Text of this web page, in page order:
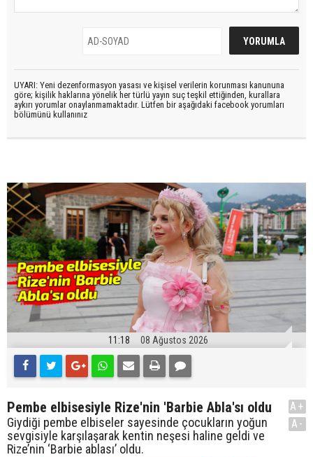
UYARI: Yeni dezenformasyon yasası ve kişisel verilerin korunması kanununa
göre; kişilik haklarına yönelik her türlü yayın suç teşkil ettiğinden, kurallara
aykırı yorumlar onaylanmamaktadır. Lütfen bir aşağıdaki facebook yorumları
bölümünü kullanınız
11:18 08 Ağustos 2026
Pembe elbisesiyle Rize'nin 'Barbie Abla'sı oldu
Giydiği pembe elbiseler sayesinde çocukların yoğun
sevgisiyle karşılaşarak kentin neşesi haline geldi ve
Rize’nin ‘Barbie ablası’ oldu.
A+
A-